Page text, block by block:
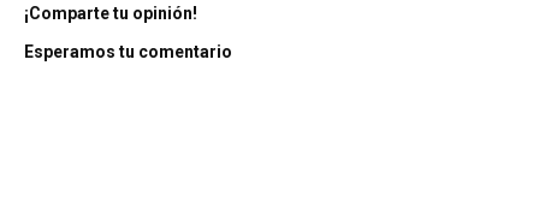
¡Comparte tu opinión!
Esperamos tu comentario